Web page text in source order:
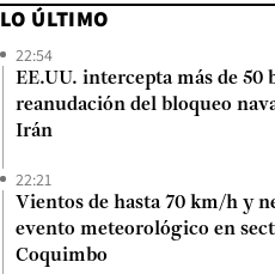
LO ÚLTIMO
22:54
EE.UU. intercepta más de 50
reanudación del bloqueo
Irán
22:21
Vientos de hasta 70 km/h y
evento meteorológico en
Coquimbo